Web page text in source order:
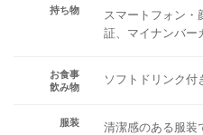
持ち物
スマートフォン・
証、マイナンバー
お食事
飲み物
ソフトドリンク付
服装 清潔感のある服装